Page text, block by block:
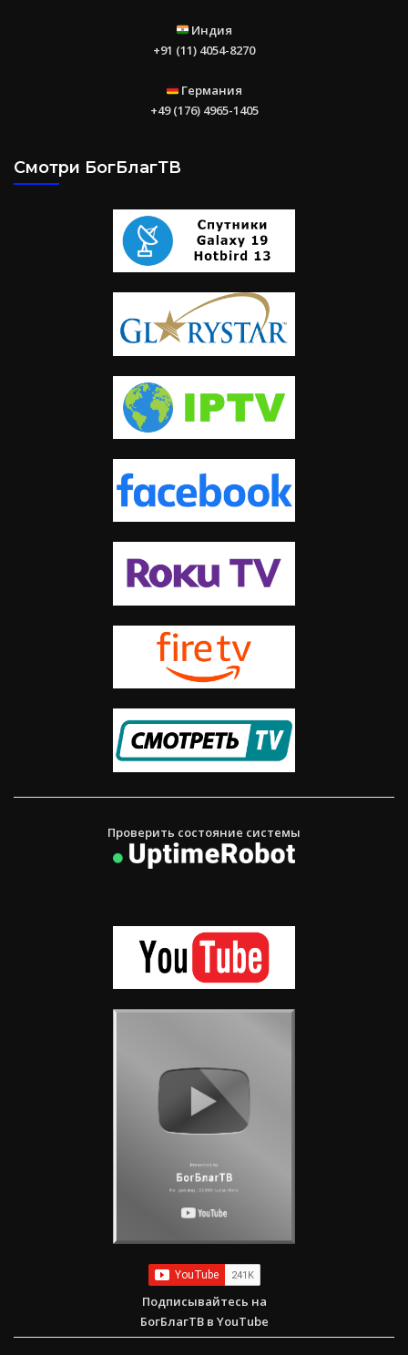
Индия
+91 (11) 4054-8270
Германия
+49 (176) 4965-1405
Смотри БогБлагТВ
Проверить состояние системы
Подписывайтесь на
БогБлагТВ в YouTube